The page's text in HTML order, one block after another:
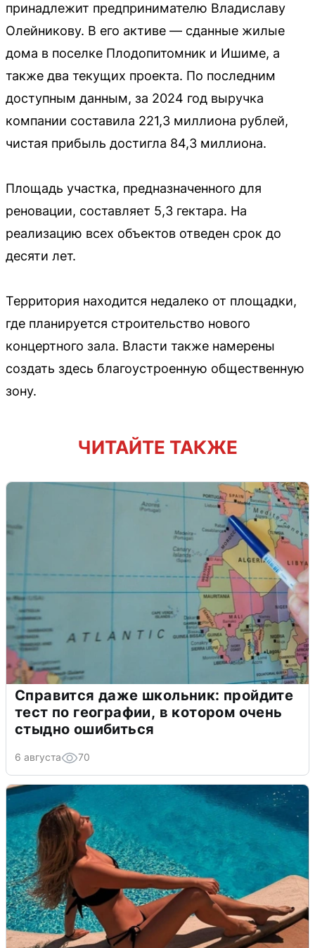
принадлежит предпринимателю Владиславу
Олейникову. В его активе — сданные жилые
дома в поселке Плодопитомник и Ишиме, а
также два текущих проекта. По последним
доступным данным, за 2024 год выручка
компании составила 221,3 миллиона рублей,
чистая прибыль достигла 84,3 миллиона.
Площадь участка, предназначенного для
реновации, составляет 5,3 гектара. На
реализацию всех объектов отведен срок до
десяти лет.
Территория находится недалеко от площадки,
где планируется строительство нового
концертного зала. Власти также намерены
создать здесь благоустроенную общественную
зону.
ЧИТАЙТЕ ТАКЖЕ
Справится даже школьник: пройдите
тест по географии, в котором очень
стыдно ошибиться
6 августа 70